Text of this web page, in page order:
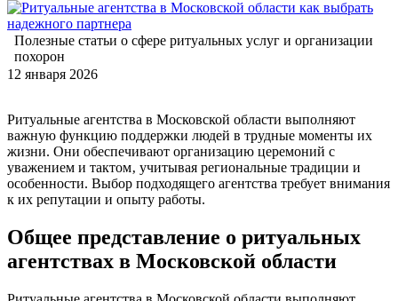
Полезные статьи о сфере ритуальных услуг и организации
похорон
12 января 2026
Ритуальные агентства в Московской области выполняют
важную функцию поддержки людей в трудные моменты их
жизни. Они обеспечивают организацию церемоний с
уважением и тактом‚ учитывая региональные традиции и
особенности. Выбор подходящего агентства требует внимания
к их репутации и опыту работы.
Общее представление о ритуальных
агентствах в Московской области